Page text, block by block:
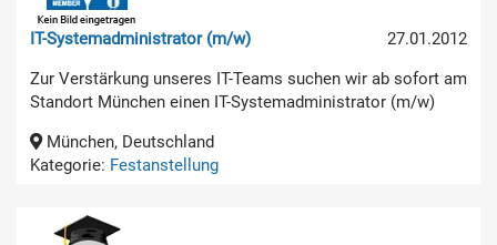
27.01.2012
IT-Systemadministrator (m/w)
Zur Verstärkung unseres IT-Teams suchen wir ab sofort am
Standort München einen IT-Systemadministrator (m/w)
München, Deutschland
Kategorie: Festanstellung